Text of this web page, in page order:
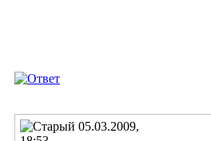
05.03.2009,